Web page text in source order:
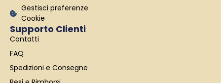
Supporto Clienti
Contatti
FAQ
Spedizioni e Consegne
Gestisci preferenze
Cookie